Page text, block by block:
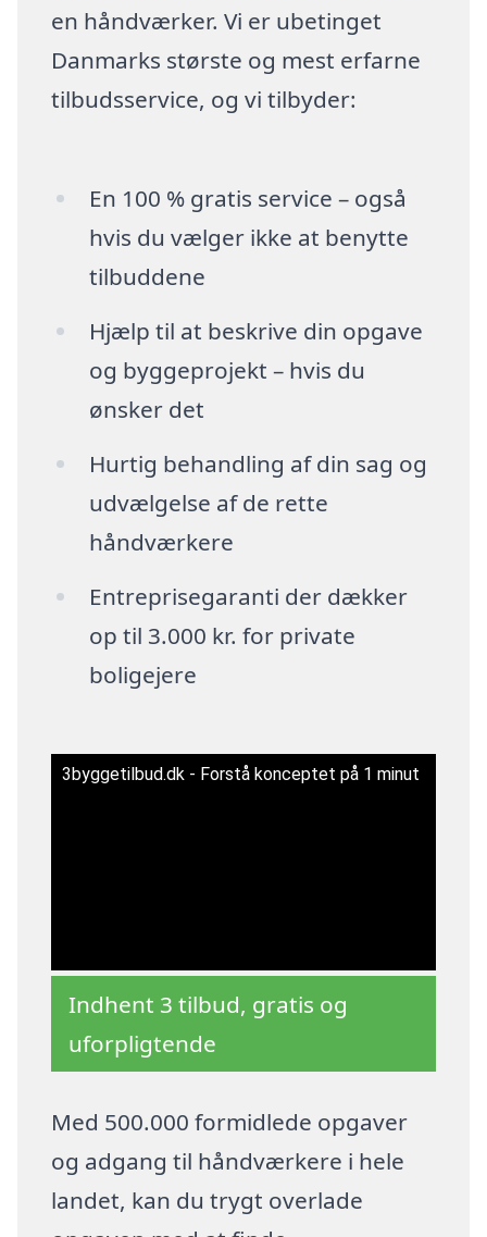
en håndværker. Vi er ubetinget
Danmarks største og mest erfarne
tilbudsservice, og vi tilbyder:
En 100 % gratis service – også
hvis du vælger ikke at benytte
tilbuddene
Hjælp til at beskrive din opgave
og byggeprojekt – hvis du
ønsker det
Hurtig behandling af din sag og
udvælgelse af de rette
håndværkere
Entreprisegaranti der dækker
op til 3.000 kr. for private
boligejere
3byggetilbud.dk - Forstå konceptet på 1 minut
Indhent 3 tilbud, gratis og
uforpligtende
Med 500.000 formidlede opgaver
og adgang til håndværkere i hele
landet, kan du trygt overlade